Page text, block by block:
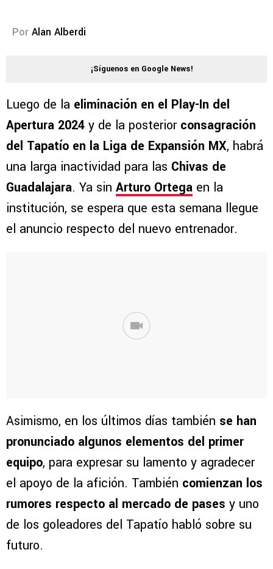
Por Alan Alberdi
¡Síguenos en Google News!
Luego de la eliminación en el Play-In del
Apertura 2024 y de la posterior consagración
del Tapatío en la Liga de Expansión MX, habrá
una larga inactividad para las Chivas de
Guadalajara. Ya sin Arturo Ortega en la
institución, se espera que esta semana llegue
el anuncio respecto del nuevo entrenador.
Asimismo, en los últimos días también se han
pronunciado algunos elementos del primer
equipo, para expresar su lamento y agradecer
el apoyo de la afición. También comienzan los
rumores respecto al mercado de pases y uno
de los goleadores del Tapatío habló sobre su
futuro.